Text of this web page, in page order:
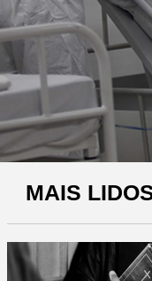
MAIS